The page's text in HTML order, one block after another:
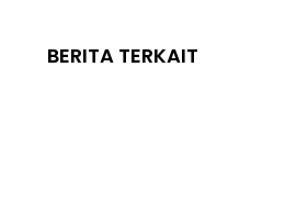
BERITA TERKAIT